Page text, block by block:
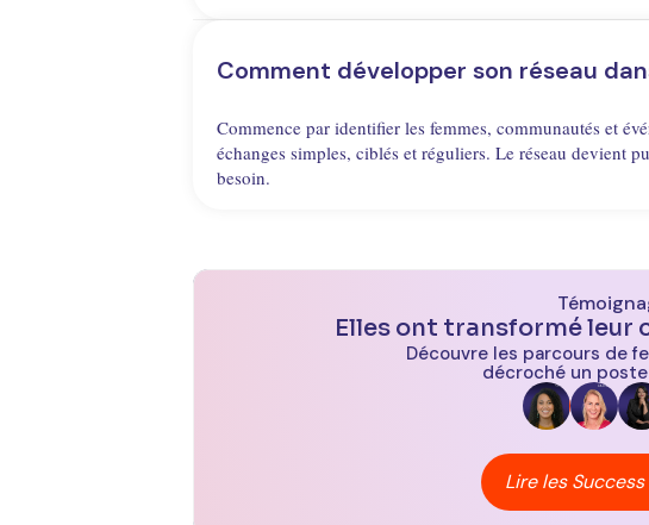
Comment développer son réseau
Commence par identifier les femmes, communautés et
échanges simples, ciblés et réguliers. Le réseau devient
besoin.
Elles ont transformé leur
Découvre les parcours de
décroché un
Lire les